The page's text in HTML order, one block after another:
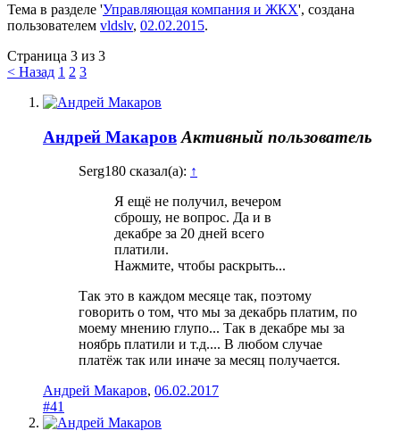
Тема в разделе 'Управляющая компания и ЖКХ', создана
пользователем vldslv, 02.02.2015.
Страница 3 из 3
< Назад 1 2 3
Андрей Макаров Активный пользователь
Serg180 сказал(а): ↑
Я ещё не получил, вечером
сброшу, не вопрос. Да и в
декабре за 20 дней всего
платили.
Нажмите, чтобы раскрыть...
Так это в каждом месяце так, поэтому
говорить о том, что мы за декабрь платим, по
моему мнению глупо... Так в декабре мы за
ноябрь платили и т.д.... В любом случае
платёж так или иначе за месяц получается.
Андрей Макаров, 06.02.2017
#41